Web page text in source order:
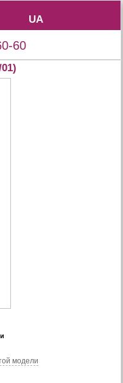
UA
UA
60
модели